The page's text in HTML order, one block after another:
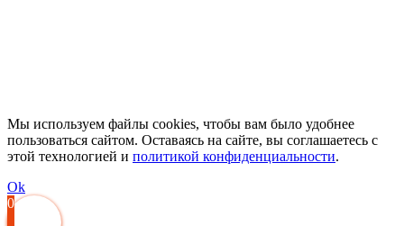
Мы используем файлы cookies, чтобы вам было удобнее
пользоваться сайтом. Оставаясь на сайте, вы соглашаетесь с
этой технологией и политикой конфиденциальности.
Ok
0